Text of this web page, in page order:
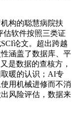
构的聪慧病院扶
估软件按照三类证
论文。超出跨越
涵盖了数据库、平
是数据的查核方，
暖的认识；AI专
用机械进修而不消
风险评估，数据来